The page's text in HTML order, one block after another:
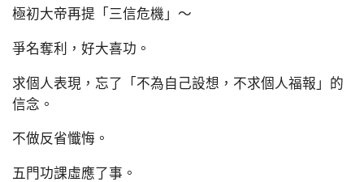
極初大帝再提「三信危機」～
爭名奪利，好大喜功。
求個人表現，忘了「不為自己設想，不求個人福報」的
信念。
不做反省懺悔。
五門功課虛應了事。